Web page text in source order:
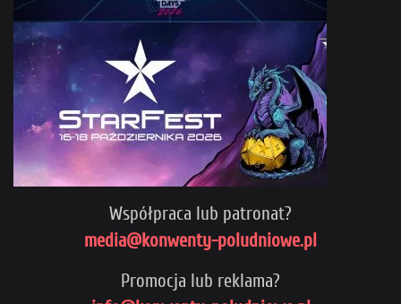
Współpraca lub patronat?
media@konwenty-poludniowe.pl
Promocja lub reklama?